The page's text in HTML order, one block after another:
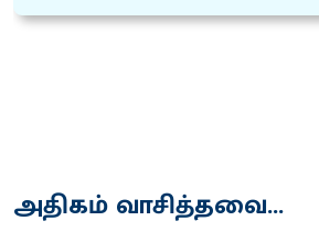
அதிகம் வாசித்தவை...